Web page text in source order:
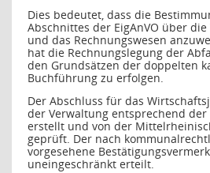
Dies bedeutet, dass die
Abschnittes der EigAnVO über
und das Rechnungswesen
hat die Rechnungslegung der
den Grundsätzen der doppelten
Buchführung zu erfolgen.
Der Abschluss für das
der Verwaltung entsprechend der
erstellt und von der
geprüft. Der nach
vorgesehene
uneingeschränkt erteilt.